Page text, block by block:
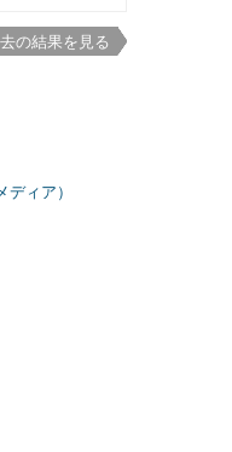
の結果を見る
ィア）